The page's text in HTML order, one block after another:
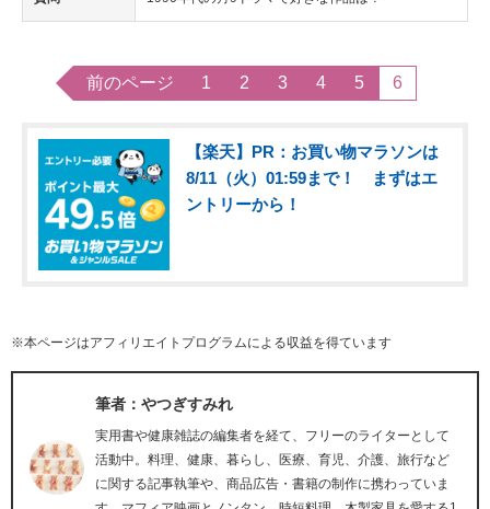
前のページ 1 2 3 4 5 6
【楽天】PR：お買い物マラソンは
8/11（火）01:59まで！ まずはエ
ントリーから！
※本ページはアフィリエイトプログラムによる収益を得ています
筆者：やつぎすみれ
実用書や健康雑誌の編集者を経て、フリーのライターとして
活動中。料理、健康、暮らし、医療、育児、介護、旅行など
に関する記事執筆や、商品広告・書籍の制作に携わっていま